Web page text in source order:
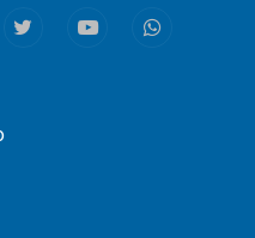
TwitterYoutubeWhatsapp